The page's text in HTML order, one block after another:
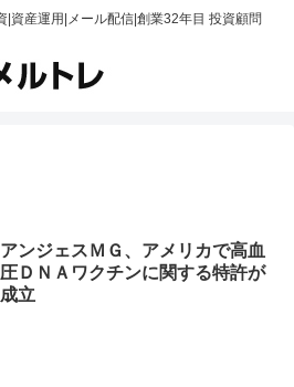
|資産運用|メール配信|創業32年目 投資顧問
アンジェスＭＧ、アメリカで高血
圧ＤＮＡワクチンに関する特許が
成立